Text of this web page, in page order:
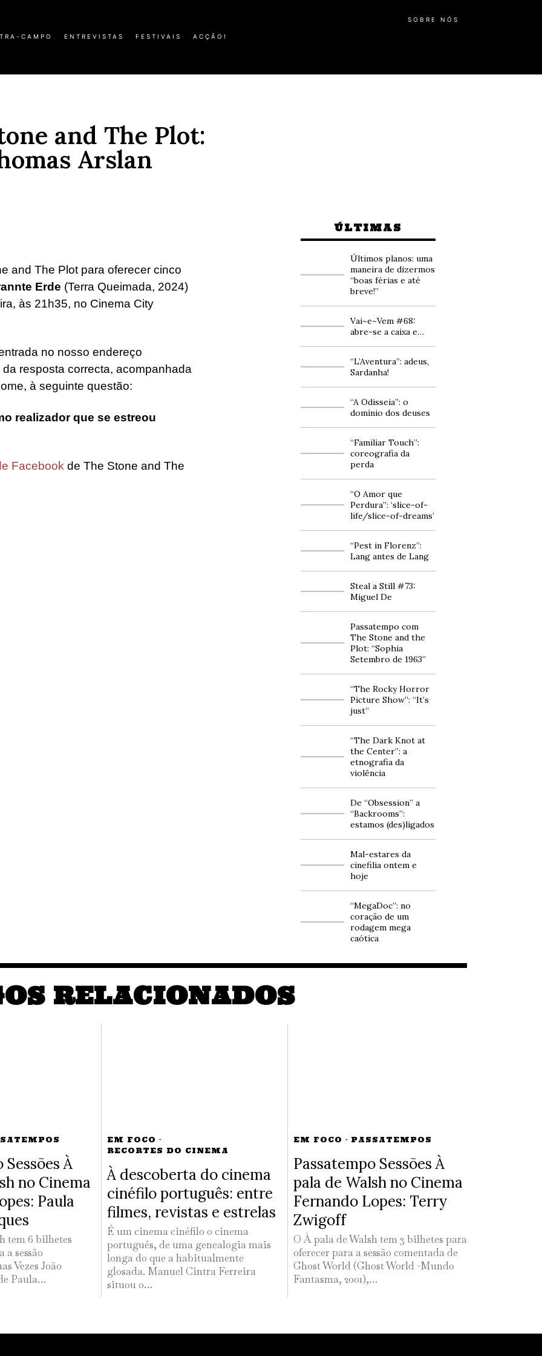
CAMPO ENTREVISTAS FESTIVAIS ACÇÃO!
SOBRE NÓS
and The Plot:
Arslan
and The Plot para oferecer cinco
Erde (Terra Queimada, 2024)
às 21h35, no Cinema City
no nosso endereço
resposta correcta, acompanhada
à seguinte questão:
realizador que se estreou
Facebook de The Stone and The
ÚLTIMAS
Últimos planos: uma
maneira de dizermos
“boas férias e até
breve!”
Vai~e~Vem #68:
abre-se a caixa e…
“L’Aventura”: adeus,
Sardanha!
“A Odisseia”: o
domínio dos deuses
“Familiar Touch”:
coreografia da
perda
“O Amor que
Perdura”: ‘slice-of-
life/slice-of-dreams’
“Pest in Florenz”:
Lang antes de Lang
Steal a Still #73:
Miguel De
Passatempo com
The Stone and the
Plot: “Sophia
Setembro de 1963”
“The Rocky Horror
Picture Show”: “It’s
just”
“The Dark Knot at
the Center”: a
etnografia da
violência
De “Obsession” a
“Backrooms”:
estamos (des)ligados
Mal-estares da
cinefilia ontem e
hoje
“MegaDoc”: no
coração de um
rodagem mega
caótica
RELACIONADOS
À
no Cinema
Paula
tem 6 bilhetes
a sessão
Vezes João
Paula…
EM FOCO ·
RECORTES DO CINEMA
À descoberta do cinema
cinéfilo português: entre
filmes, revistas e estrelas
É um cinema cinéfilo o cinema
português, de uma genealogia mais
longa do que a habitualmente
glosada. Manuel Cintra Ferreira
situou o…
EM FOCO · PASSATEMPOS
Passatempo Sessões À
pala de Walsh no Cinema
Fernando Lopes: Terry
Zwigoff
O À pala de Walsh tem 3 bilhetes para
oferecer para a sessão comentada de
Ghost World (Ghost World -Mundo
Fantasma, 2001),…